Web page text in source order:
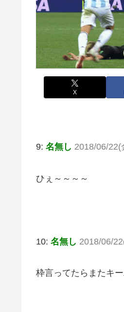
X
9: 名無し 2018/06/
ひぇ～～～～
10: 名無し 2018/06/
枠言ってたらまたキ